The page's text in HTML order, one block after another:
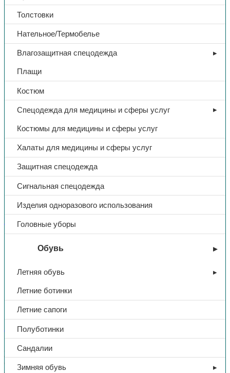
Толстовки
Нательное/Термобелье
Влагозащитная спецодежда
Плащи
Костюм
Спецодежда для медицины и сферы услуг
Костюмы для медицины и сферы услуг
Халаты для медицины и сферы услуг
Защитная спецодежда
Сигнальная спецодежда
Изделия одноразового использования
Головные уборы
Обувь
Летняя обувь
Летние ботинки
Летние сапоги
Полуботинки
Сандалии
Зимняя обувь
Костюмы для медицины и сферы услуг
Костюм «Виктория», куртка/
брюки, тк. Смесовая,
(бордовый)
1720,00₽
В избранное
Женский рабочий костюм «Виктория» состоит из блузы и
брюк и предназначен для повседневной работы в условиях